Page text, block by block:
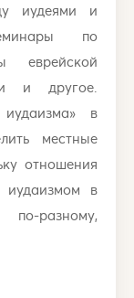
иудеями и
по
еврейской
и другое.
в
местные
отношения
иудаизмом в
разному,